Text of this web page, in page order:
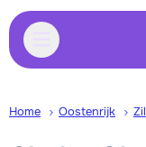
Home Oostenrijk